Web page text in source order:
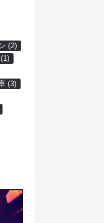
(2)
(1)
(3)